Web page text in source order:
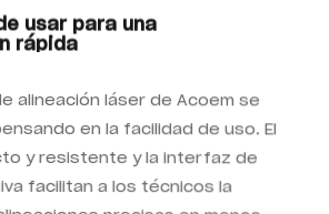
usar para una
rápida
alineación láser de Acoem se
en la facilidad de uso. El
y resistente y la interfaz de
facilitan a los técnicos la
precisas en menos